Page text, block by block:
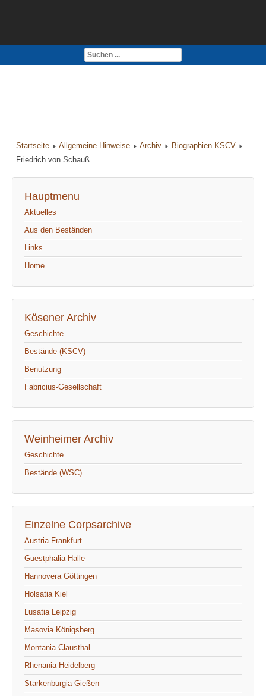
Impressum
Startseite Allgemeine Hinweise Archiv
Biographien KSCV
Friedrich von Schauß
Hauptmenu
Aktuelles
Aus den Beständen
Links
Home
Kösener Archiv
Geschichte
Bestände (KSCV)
Benutzung
Fabricius-Gesellschaft
Weinheimer Archiv
Geschichte
Bestände (WSC)
Einzelne Corpsarchive
Austria Frankfurt
Guestphalia Halle
Hannovera Göttingen
Holsatia Kiel
Lusatia Leipzig
Masovia Königsberg
Montania Clausthal
Rhenania Heidelberg
Starkenburgia Gießen